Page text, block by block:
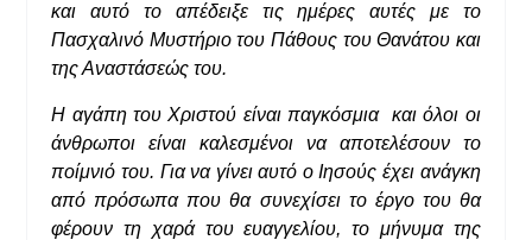
και αυτό το απέδειξε τις ημέρες αυτές με το
Πασχαλινό Μυστήριο του Πάθους του Θανάτου και
της Αναστάσεώς του.
Η αγάπη του Χριστού είναι παγκόσμια και όλοι οι
άνθρωποι είναι καλεσμένοι να αποτελέσουν το
ποίμνιό του. Για να γίνει αυτό ο Ιησούς έχει ανάγκη
από πρόσωπα που θα συνεχίσει το έργο του θα
φέρουν τη χαρά του ευαγγελίου, το μήνυμα της